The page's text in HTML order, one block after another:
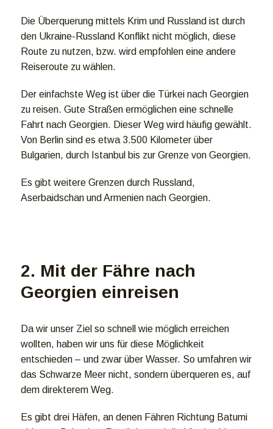
Die Überquerung mittels Krim und Russland ist durch
den Ukraine-Russland Konflikt nicht möglich, diese
Route zu nutzen, bzw. wird empfohlen eine andere
Reiseroute zu wählen.
Der einfachste Weg ist über die Türkei nach Georgien
zu reisen. Gute Straßen ermöglichen eine schnelle
Fahrt nach Georgien. Dieser Weg wird häufig gewählt.
Von Berlin sind es etwa 3.500 Kilometer über
Bulgarien, durch Istanbul bis zur Grenze von Georgien.
Es gibt weitere Grenzen durch Russland,
Aserbaidschan und Armenien nach Georgien.
2. Mit der Fähre nach
Georgien einreisen
Da wir unser Ziel so schnell wie möglich erreichen
wollten, haben wir uns für diese Möglichkeit
entschieden – und zwar über Wasser. So umfahren wir
das Schwarze Meer nicht, sondern überqueren es, auf
dem direkterem Weg.
Es gibt drei Häfen, an denen Fähren Richtung Batumi